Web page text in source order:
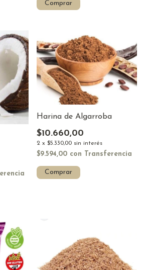
Comprar
Harina de Algarroba
$10.660,00
2 x $5.330,00 sin interés
$9.594,00 con Transferencia
Comprar